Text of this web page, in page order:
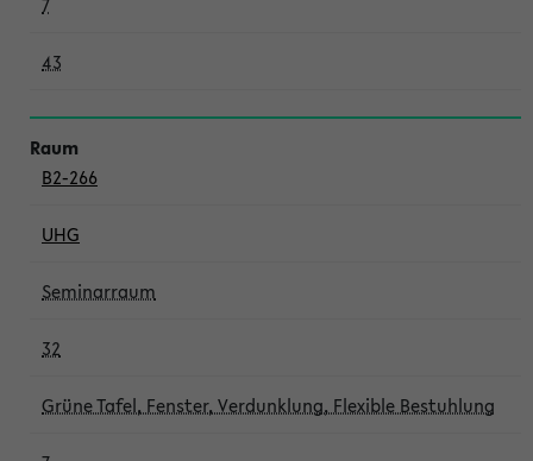
43
B2-266
UHG
Seminarraum
32
Grüne Tafel, Fenster, Verdunklung, Flexible Bestuhlung